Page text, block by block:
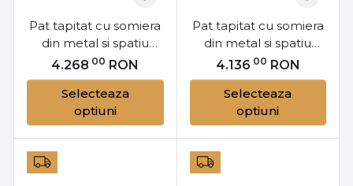
Pat tapitat cu somiera
din metal si spatiu
pentru depozitare,
180x200 cm, Caramel
M182, Eltap
4.268 00 RON
Selecteaza
optiuni
Pat tapitat cu somiera
din metal si spatiu
pentru depozitare,
160x200 cm, Caramel
M162, Eltap
4.136 00 RON
Selecteaza
optiuni